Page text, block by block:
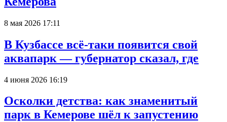
8 мая 2026 17:11
В Кузбассе всё-таки появится свой
аквапарк — губернатор сказал, где
4 июня 2026 16:19
Осколки детства: как знаменитый
парк в Кемерове шёл к запустению